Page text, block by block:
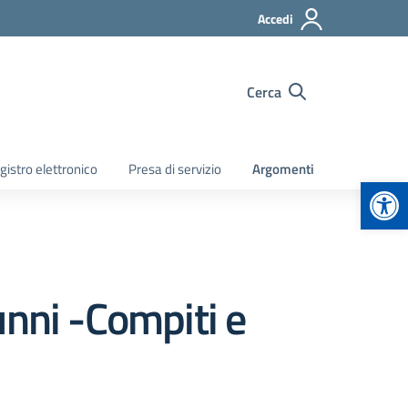
Accedi
Cerca
elettronico Presa di servizio Argomenti
-Compiti e